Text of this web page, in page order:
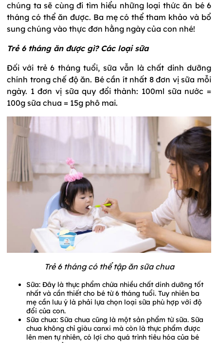
chúng ta sẽ cùng đi tìm hiểu những loại thức ăn bé 6
tháng có thể ăn được. Ba mẹ có thể tham khảo và bổ
sung chúng vào thực đơn hằng ngày của con nhé!
Trẻ 6 tháng ăn được gì? Các loại sữa
Đối với trẻ 6 tháng tuổi, sữa vẫn là chất dinh dưỡng
chính trong chế độ ăn. Bé cần ít nhất 8 đơn vị sữa mỗi
ngày. 1 đơn vị sữa quy đổi thành: 100ml sữa nước =
100g sữa chua = 15g phô mai.
Trẻ 6 tháng có thể tập ăn sữa chua
Sữa: Đây là thực phẩm chứa nhiều chất dinh dưỡng tốt
nhất và cần thiết cho bé từ 6 tháng tuổi. Tuy nhiên ba
mẹ cần lưu ý là phải lựa chọn loại sữa phù hợp với độ
đổi của con.
Sữa chua: Sữa chua cũng là một sản phẩm từ sữa. Sữa
chua không chỉ giàu canxi mà còn là thực phẩm được
lên men tự nhiên, có lợi cho quá trình tiêu hóa của bé